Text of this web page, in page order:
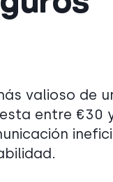
valioso de
entre €30